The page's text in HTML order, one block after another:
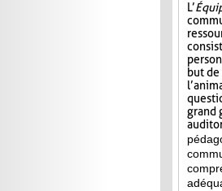
L’
but
grand